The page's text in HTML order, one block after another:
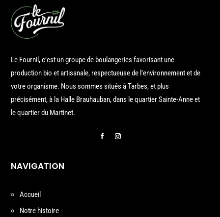
Le Fournil, c’est un groupe de boulangeries favorisant une
production bio et artisanale, respectueuse de l’environnement et de
votre organisme. Nous sommes situés à Tarbes, et plus
précisément, à la Halle Brauhauban, dans le quartier Sainte-Anne et
le quartier du Martinet.
NAVIGATION
Accueil
Notre histoire